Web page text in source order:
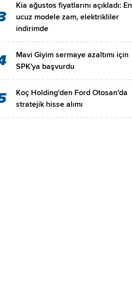
Kia ağustos fiyatlarını açıkladı: En
ucuz modele zam, elektrikliler
indirimde
Mavi Giyim sermaye azaltımı için
SPK'ya başvurdu
Koç Holding'den Ford Otosan'da
stratejik hisse alımı